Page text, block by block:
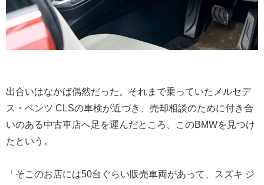
出合いはなかば偶然だった。それまで乗っていたメルセデ
ス・ベンツ CLSの車検が近づき、売却相談のために付き合
いのある中古車店へ足を運んだところ、このBMWを見つけ
たという。
「そこのお店には50台ぐらい販売車両があって、スズキ ジ